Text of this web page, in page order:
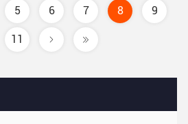
5 6 7 8 9
11